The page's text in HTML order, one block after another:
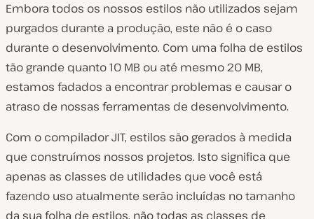
Embora todos os nossos estilos não utilizados sejam
purgados durante a produção, este não é o caso
durante o desenvolvimento. Com uma folha de estilos
tão grande quanto 10 MB ou até mesmo 20 MB,
estamos fadados a encontrar problemas e causar o
atraso de nossas ferramentas de desenvolvimento.
Com o compilador JIT, estilos são gerados à medida
que construímos nossos projetos. Isto significa que
apenas as classes de utilidades que você está
fazendo uso atualmente serão incluídas no tamanho
da sua folha de estilos, não todas as classes de